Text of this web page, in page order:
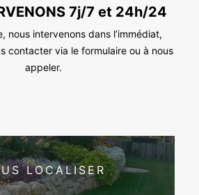
7j/7 et 24h/24
nous intervenons dans l’immédiat,
contacter via le formulaire ou à nous
appeler.
LOCALISER